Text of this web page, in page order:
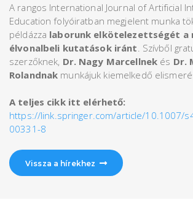
A rangos International Journal of Artificial
Education folyóiratban megjelent munka
példázza laborunk elkötelezettségét a
élvonalbeli kutatások iránt . Szívből
szerzőknek, Dr. Nagy Marcellnek és Dr.
Rolandnak munkájuk kiemelkedő
A teljes cikk itt elérhető:
https://link.springer.com/article/10.1007/
00331-8
Vissza a hírekhez